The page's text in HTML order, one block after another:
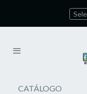
CATÁLOGO